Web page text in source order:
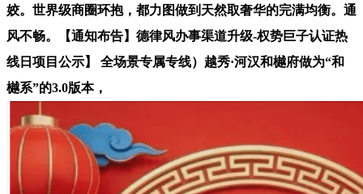
姣。世界级商圈环抱，都力图做到天然取奢华的完满均衡。通
风不畅。【通知布告】德律风办事渠道升级-权势巨子认证热
线日项目公示】 全场景专属专线）越秀·河汉和樾府做为“和
樾系”的3.0版本，